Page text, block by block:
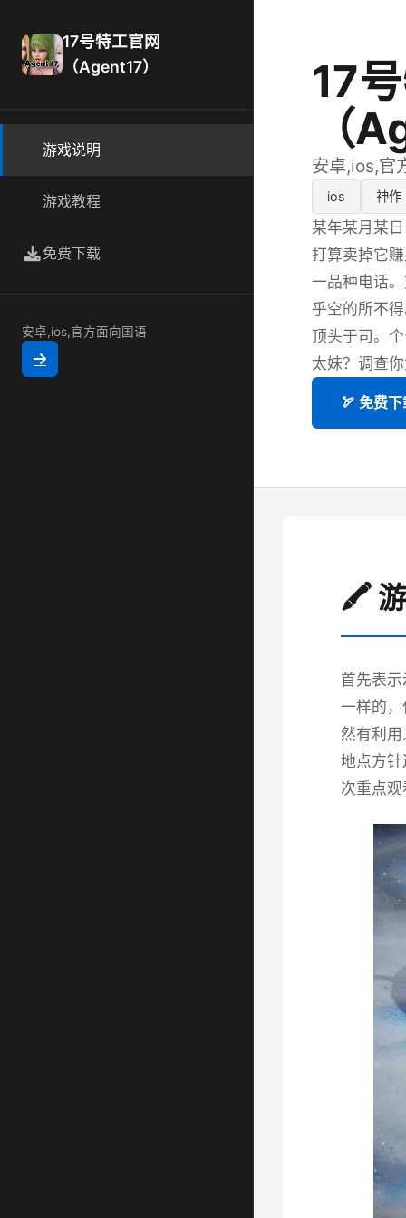
17号特工官网
（Agent17）
游戏说明
游戏教程
免费下载
安卓,ios,官方面向国语
17
（
安卓,ios,官
ios 神作
某年某月某
打算卖掉它
一品种电话
乎空的所不
顶头于司。
太妹？调查
🏹 免费下
🖍️
首先表
一样的
然有利
地点方
次重点